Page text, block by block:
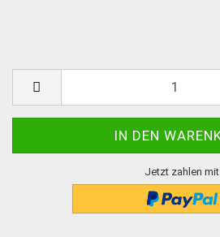
Jetzt zahlen mit